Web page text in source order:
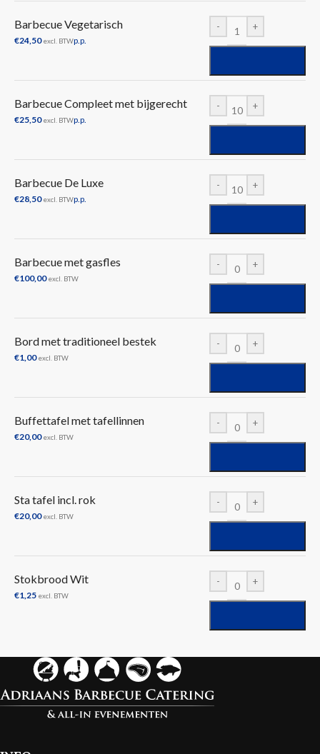
Barbecue Vegetarisch
€24,50 excl. BTWp.p.
- +
Barbecue Compleet met bijgerecht
€25,50 excl. BTWp.p.
- +
Barbecue De Luxe
€28,50 excl. BTWp.p.
- +
Barbecue met gasfles
€100,00 excl. BTW
- +
Bord met traditioneel bestek
€1,00 excl. BTW
- +
Buffettafel met tafellinnen
€20,00 excl. BTW
- +
Sta tafel incl. rok
€20,00 excl. BTW
- +
Stokbrood Wit
€1,25 excl. BTW
- +